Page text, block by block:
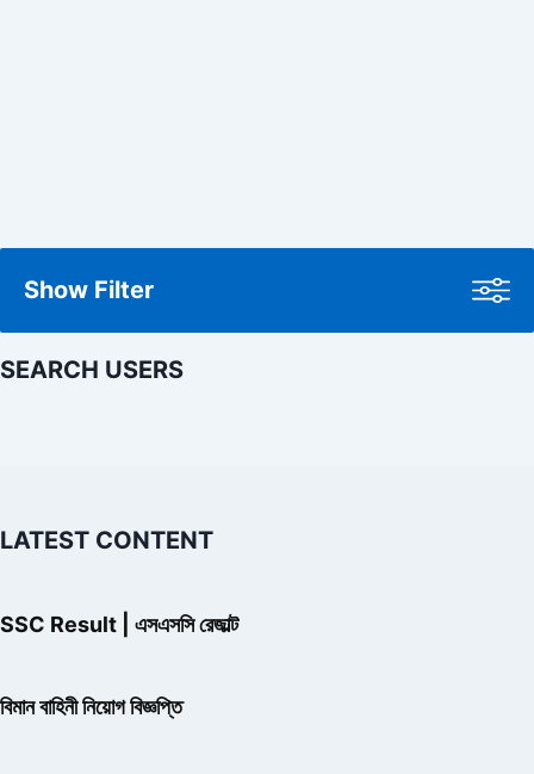
Show Filter
SEARCH USERS
LATEST CONTENT
SSC Result | এসএসসি রেজাল্ট
বিমান বাহিনী নিয়োগ বিজ্ঞপ্তি